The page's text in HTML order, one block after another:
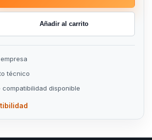
Añadir al carrito
técnico
compatibilidad disponible